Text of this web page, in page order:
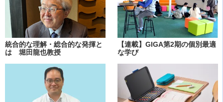
統合的な理解・総合的な発揮と
は 堀田龍也教授
【連載】GIGA第2期の個別最適
な学び